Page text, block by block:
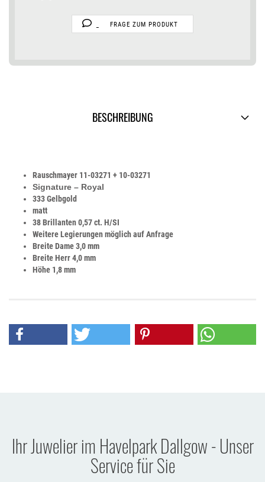
FRAGE ZUM PRODUKT
BESCHREIBUNG
Rauschmayer 11-03271 + 10-03271
Signature – Royal
333 Gelbgold
matt
38 Brillanten 0,57 ct. H/SI
Weitere Legierungen möglich auf Anfrage
Breite Dame 3,0 mm
Breite Herr 4,0 mm
Höhe 1,8 mm
Ihr Juwelier im Havelpark Dallgow - Unser
Service für Sie